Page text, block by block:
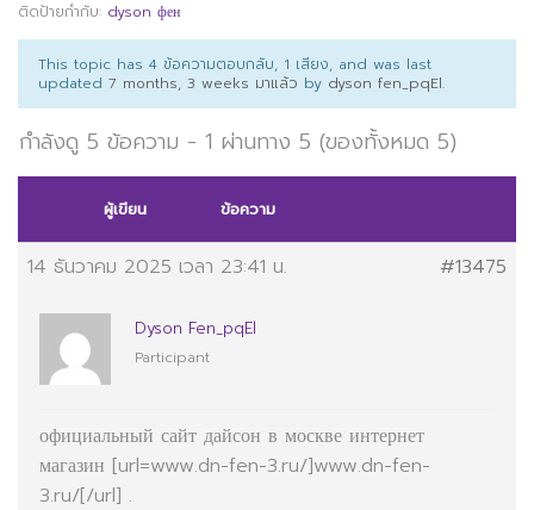
ติดป้ายกำกับ: dyson фен
This topic has 4 ข้อความตอบกลับ, 1 เสียง, and was last
updated 7 months, 3 weeks มาแล้ว by dyson fen_pqEl.
กำลังดู 5 ข้อความ - 1 ผ่านทาง 5 (ของทั้งหมด 5)
ผู้เขียน ข้อความ
14 ธันวาคม 2025 เวลา 23:41 น. #13475
Dyson Fen_pqEl
Participant
официальный сайт дайсон в москве интернет
магазин [url=www.dn-fen-3.ru/]www.dn-fen-
3.ru/[/url] .